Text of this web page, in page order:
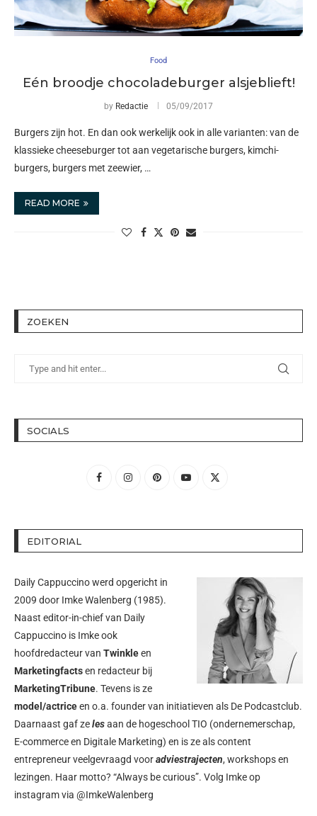
Food
Eén broodje chocoladeburger alsjeblieft!
by Redactie 05/09/2017
Burgers zijn hot. En dan ook werkelijk ook in alle varianten: van de
klassieke cheeseburger tot aan vegetarische burgers, kimchi-
burgers, burgers met zeewier, …
READ MORE
ZOEKEN
SOCIALS
EDITORIAL
Daily Cappuccino werd opgericht in
2009 door Imke Walenberg (1985).
Naast editor-in-chief van Daily
Cappuccino is Imke ook
hoofdredacteur van Twinkleen
Marketingfactsen redacteur bij
MarketingTribune. Tevens is ze
model/actriceen o.a. founder van initiatieven als De Podcastclub.
Daarnaast gaf zelesaan de hogeschool TIO (ondernemerschap,
E-commerce en Digitale Marketing) en is ze als content
entrepreneur veelgevraagd vooradviestrajecten, workshops en
lezingen. Haar motto? “Always be curious”. Volg Imke op
instagram via @ImkeWalenberg